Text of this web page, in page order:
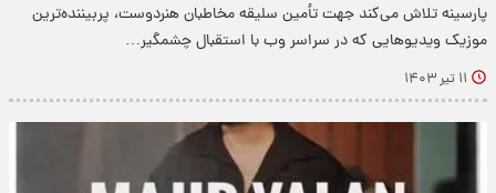
پارسینه تلاش می‌کند جهت تأمین سلیقه مخاطبان هنردوست، پربیننده‌ترین
موزیک ویدیو‌هایی که در سراسر وب با استقبال چشمگیر…
۱۱ تیر ۱۴۰۳